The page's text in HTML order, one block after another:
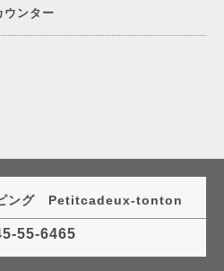
ウンター
ング Petitcadeux-tonton
55-6465